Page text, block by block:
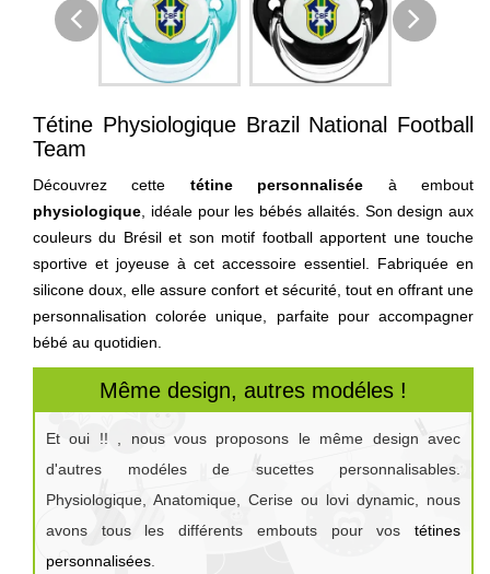
Tétine Physiologique Brazil National Football
Team
Découvrez cette tétine personnalisée à embout
physiologique , idéale pour les bébés allaités. Son design aux
couleurs du Brésil et son motif football apportent une touche
sportive et joyeuse à cet accessoire essentiel. Fabriquée en
silicone doux, elle assure confort et sécurité, tout en offrant une
personnalisation colorée unique, parfaite pour accompagner
bébé au quotidien.
Même design, autres modéles !
Et oui !! , nous vous proposons le même design avec
d'autres modéles de sucettes personnalisables.
Physiologique, Anatomique, Cerise ou lovi dynamic, nous
avons tous les différents embouts pour vos tétines
personnalisées